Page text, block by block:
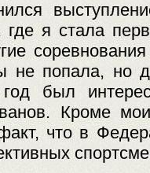
я стала
соревнования
не попала, но
год был
Кроме
что в